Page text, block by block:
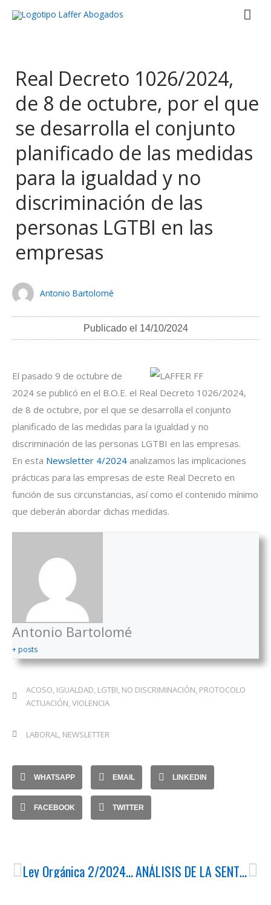
Real Decreto 1026/2024,
de 8 de octubre, por el que
se desarrolla el conjunto
planificado de las medidas
para la igualdad y no
discriminación de las
personas LGTBI en las
empresas
Antonio Bartolomé
Publicado el 14/10/2024
El pasado 9 de octubre de
2024 se publicó en el B.O.E. el Real Decreto 1026/2024,
de 8 de octubre, por el que se desarrolla el conjunto
planificado de las medidas para la igualdad y no
discriminación de las personas LGTBI en las empresas.
En esta Newsletter 4/2024 analizamos las implicaciones
prácticas para las empresas de este Real Decreto en
función de sus circunstancias, así como el contenido mínimo
que deberán abordar dichas medidas.
Antonio Bartolomé
+ posts
ACOSO, IGUALDAD, LGTBI, NO DISCRIMINACIÓN, PROTOCOLO
ACTUACIÓN,VIOLENCIA
LABORAL, NEWSLETTER
WHATSAPP EMAIL LINKEDIN
FACEBOOK TWITTER
Ley Orgánica 2/2024, de 1 de agosto, de representación paritaria y presencia equilibrada de mujeres y hombres. ANÁLISIS DE LA SENTENCIA DE FECHA 18 DE NOVIEMBRE DE 2024, DICTADA POR EL PLENO DE LA SALA DE LO SOCIAL DEL TRIBUNAL SUPREMO